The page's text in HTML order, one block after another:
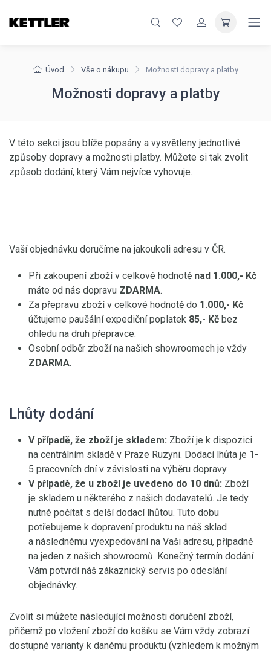
Úvod Vše o nákupu Možnosti dopravy a platby
Možnosti dopravy a platby
V této sekci jsou blíže popsány a vysvětleny jednotlivé
způsoby dopravy a možnosti platby. Můžete si tak zvolit
způsob dodání, který Vám nejvíce vyhovuje.
Vaší objednávku doručíme na jakoukoli adresu v ČR.
Při zakoupení zboží v celkové hodnotě nad 1.000,- Kč
máte od nás dopravu ZDARMA.
Za přepravu zboží v celkové hodnotě do 1.000,- Kč
účtujeme paušální expediční poplatek 85,- Kč bez
ohledu na druh přepravce.
Osobní odběr zboží na našich showroomech je vždy
ZDARMA.
Lhůty dodání
V případě, že zboží je skladem: Zboží je k dispozici
na centrálním skladě v Praze Ruzyni. Dodací lhůta je 1-
5 pracovních dní v závislosti na výběru dopravy.
V případě, že u zboží je uvedeno do 10 dnů: Zboží
je skladem u některého z našich dodavatelů. Je tedy
nutné počítat s delší dodací lhůtou. Tuto dobu
potřebujeme k dopravení produktu na náš sklad
a následnému vyexpedování na Vaši adresu, případně
na jeden z našich showroomů. Konečný termín dodání
Vám potvrdí náš zákaznický servis po odeslání
objednávky.
Zvolit si můžete následující možnosti doručení zboží,
přičemž po vložení zboží do košíku se Vám vždy zobrazí
dostupné varianty k danému produktu (vzhledem k možným